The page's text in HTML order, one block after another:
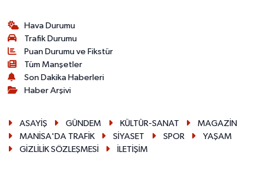
Hava Durumu
Trafik Durumu
Puan Durumu ve Fikstür
Tüm Manşetler
Son Dakika Haberleri
Haber Arşivi
ASAYİŞ GÜNDEM KÜLTÜR-SANAT
MAGAZİN
MANİSA'DA TRAFİK
SİYASET SPOR
YAŞAM
GİZLİLİK SÖZLEŞMESİ
İLETİŞİM